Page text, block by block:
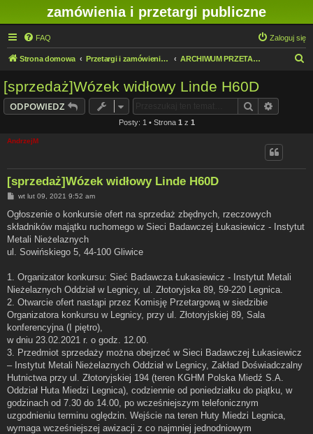
zamówienia i przetargi publiczne
FAQ Zaloguj się
Strona domowa Przetargi i zamówienia publiczne w IMN O/Legnica ARCHIWUM PRZETARGÓW PUBLICZNYCH
[sprzedaż]Wózek widłowy Linde H60D
ODPOWIEDZ Szukaj
Posty: 1 • Strona 1 z 1
AndrzejM
[sprzedaż]Wózek widłowy Linde H60D
P
s
t
wt lut 09, 2021 9:52 am
Ogłoszenie o konkursie ofert na sprzedaż zbędnych, rzeczowych
składników majątku ruchomego w Sieci Badawczej Łukasiewicz - Instytut
Metali Nieżelaznych
ul. Sowińskiego 5, 44-100 Gliwice
1. Organizator konkursu: Sieć Badawcza Łukasiewicz - Instytut Metali
Nieżelaznych Oddział w Legnicy, ul. Złotoryjska 89, 59-220 Legnica.
2. Otwarcie ofert nastąpi przez Komisję Przetargową w siedzibie
Organizatora konkursu w Legnicy, przy ul. Złotoryjskiej 89, Sala
konferencyjna (I piętro),
w dniu 23.02.2021 r. o godz. 12.00.
3. Przedmiot sprzedaży można obejrzeć w Sieci Badawczej Łukasiewicz
– Instytut Metali Nieżelaznych Oddział w Legnicy, Zakład Doświadczalny
Hutnictwa przy ul. Złotoryjskiej 194 (teren KGHM Polska Miedź S.A.
Oddział Huta Miedzi Legnica), codziennie od poniedziałku do piątku, w
godzinach od 7.30 do 14.00, po wcześniejszym telefonicznym
uzgodnieniu terminu oględzin. Wejście na teren Huty Miedzi Legnica,
wymaga wcześniejszej awizacji z co najmniej jednodniowym